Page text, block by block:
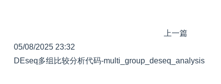
上一篇
05/08/2025 23:32
DEseq多组比较分析代码-multi_group_deseq_analysis